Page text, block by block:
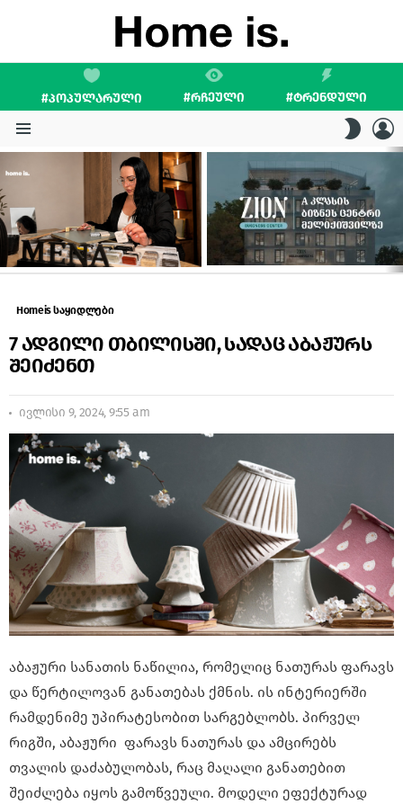
#ᲞᲝᲞᲣᲚᲐᲠᲣᲚᲘ #ᲠᲩᲔᲣᲚᲘ #ᲢᲠᲔᲜᲓᲣᲚᲘ
SKIN
STORIES
Homeis საყიდლები
7 ადგილი თბილისში, სადაც აბაჟურს
შეიძენთ
ივლისი 9, 2024, 9:55 am
აბაჟური სანათის ნაწილია, რომელიც ნათურას ფარავს
და წერტილოვან განათებას ქმნის. ის ინტერიერში
რამდენიმე უპირატესობით სარგებლობს. პირველ
რიგში, აბაჟური ფარავს ნათურას და ამცირებს
თვალის დაძაბულობას, რაც მაღალი განათებით
შეიძლება იყოს გამოწვეული. მოდელი ეფექტურად